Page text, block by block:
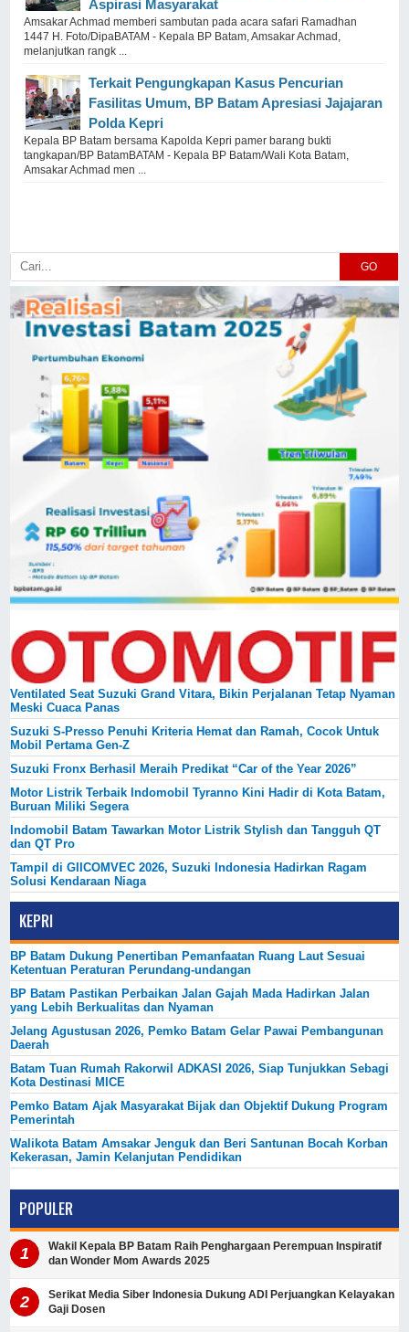
Aspirasi Masyarakat
Amsakar Achmad memberi sambutan pada acara safari Ramadhan
1447 H. Foto/DipaBATAM - Kepala BP Batam, Amsakar Achmad,
melanjutkan rangk ...
Terkait Pengungkapan Kasus Pencurian
Fasilitas Umum, BP Batam Apresiasi Jajajaran
Polda Kepri
Kepala BP Batam bersama Kapolda Kepri pamer barang bukti
tangkapan/BP BatamBATAM - Kepala BP Batam/Wali Kota Batam,
Amsakar Achmad men ...
GO
Ventilated Seat Suzuki Grand Vitara, Bikin Perjalanan Tetap Nyaman
Meski Cuaca Panas
Suzuki S-Presso Penuhi Kriteria Hemat dan Ramah, Cocok Untuk
Mobil Pertama Gen-Z
Suzuki Fronx Berhasil Meraih Predikat “Car of the Year 2026”
Motor Listrik Terbaik Indomobil Tyranno Kini Hadir di Kota Batam,
Buruan Miliki Segera
Indomobil Batam Tawarkan Motor Listrik Stylish dan Tangguh QT
dan QT Pro
Tampil di GIICOMVEC 2026, Suzuki Indonesia Hadirkan Ragam
Solusi Kendaraan Niaga
KEPRI
BP Batam Dukung Penertiban Pemanfaatan Ruang Laut Sesuai
Ketentuan Peraturan Perundang-undangan
BP Batam Pastikan Perbaikan Jalan Gajah Mada Hadirkan Jalan
yang Lebih Berkualitas dan Nyaman
Jelang Agustusan 2026, Pemko Batam Gelar Pawai Pembangunan
Daerah
Batam Tuan Rumah Rakorwil ADKASI 2026, Siap Tunjukkan Sebagi
Kota Destinasi MICE
Pemko Batam Ajak Masyarakat Bijak dan Objektif Dukung Program
Pemerintah
Walikota Batam Amsakar Jenguk dan Beri Santunan Bocah Korban
Kekerasan, Jamin Kelanjutan Pendidikan
POPULER
Wakil Kepala BP Batam Raih Penghargaan Perempuan Inspiratif
dan Wonder Mom Awards 2025
Serikat Media Siber Indonesia Dukung ADI Perjuangkan Kelayakan
Gaji Dosen